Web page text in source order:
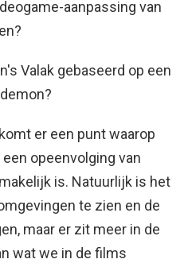
aanpassing van
Valak gebaseerd op een
er een punt waarop
opeenvolging van
is. Natuurlijk is het
te zien en de
maar er zit meer in de
wat we in de films